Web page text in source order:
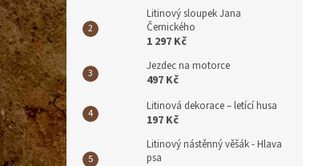
Litinový sloupek Jana
Černického
1 297 Kč
Jezdec na motorce
497 Kč
Litinová dekorace – letící husa
197 Kč
Litinový nástěnný věšák - Hlava
psa